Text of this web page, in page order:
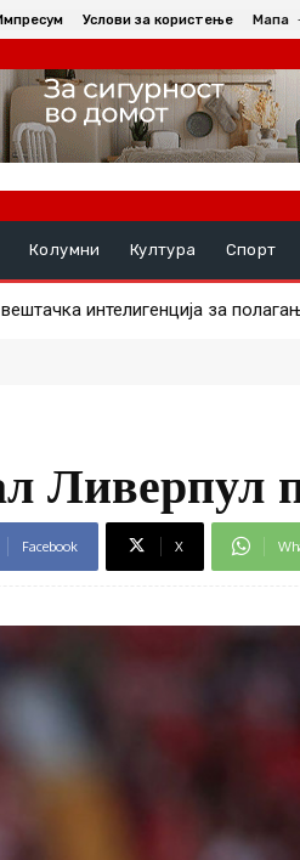
Услови за користење Мапа
Колумни Култура Спорт
интелигенција за
на избирачките одбори за
Ливерпул
Facebook X